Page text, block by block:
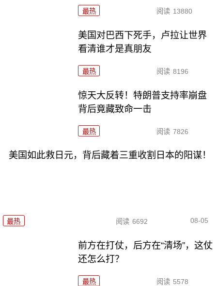
最热 阅读 13880
美国对巴西下死手，卢拉让世界
看清谁才是真朋友
最热 阅读 8196
惊天大反转！特朗普支持率崩盘
背后竟藏致命一击
最热 阅读 7826
美国如此救日元，背后藏着三重收割日本的阳谋！
最热 阅读 6692 08-05
前方在打仗，后方在“清场”，这仗
还怎么打？
最热 阅读 5578